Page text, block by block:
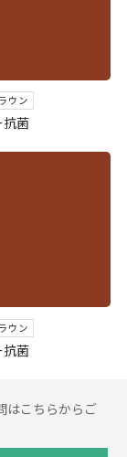
ウン
抗菌
ウン
抗菌
はこちらからご